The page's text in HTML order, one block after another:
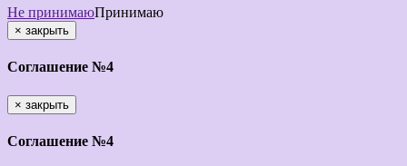
Не принимаюПринимаю
× закрыть
Соглашение №4
× закрыть
Соглашение №4